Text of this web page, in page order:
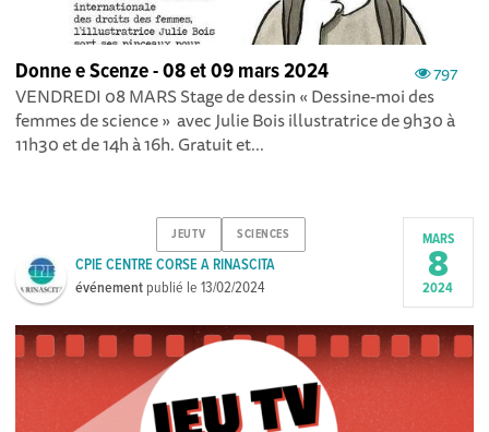
797
Donne e Scenze - 08 et 09 mars 2024
VENDREDI 08 MARS Stage de dessin « Dessine-moi des
femmes de science » avec Julie Bois illustratrice de 9h30 à
11h30 et de 14h à 16h. Gratuit et...
JEUTV SCIENCES
CPIE CENTRE CORSE A RINASCITA
événement publié le13/02/2024
MARS
8
2024